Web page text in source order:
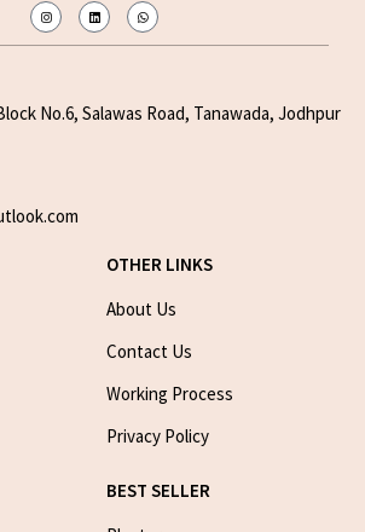
No.6, Salawas Road, Tanawada, Jodhpur
OTHER LINKS
About Us
Contact Us
Working Process
Privacy Policy
BEST SELLER